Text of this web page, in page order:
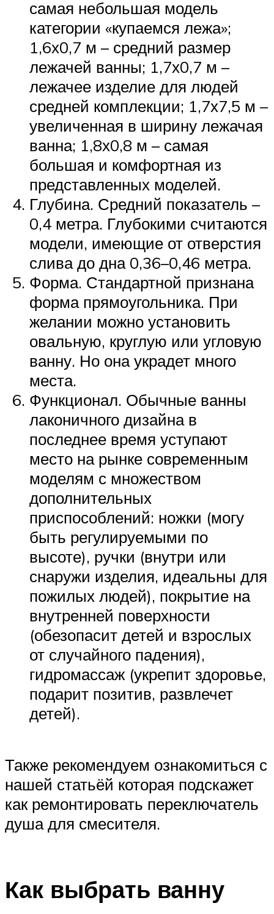
самая небольшая модель
категории «купаемся лежа»;
1,6х0,7 м – средний размер
лежачей ванны; 1,7х0,7 м –
лежачее изделие для людей
средней комплекции; 1,7х7,5 м –
увеличенная в ширину лежачая
ванна; 1,8х0,8 м – самая
большая и комфортная из
представленных моделей.
Глубина. Средний показатель –
0,4 метра. Глубокими считаются
модели, имеющие от отверстия
слива до дна 0,36–0,46 метра.
Форма. Стандартной признана
форма прямоугольника. При
желании можно установить
овальную, круглую или угловую
ванну. Но она украдет много
места.
Функционал. Обычные ванны
лаконичного дизайна в
последнее время уступают
место на рынке современным
моделям с множеством
дополнительных
приспособлений: ножки (могу
быть регулируемыми по
высоте), ручки (внутри или
снаружи изделия, идеальны для
пожилых людей), покрытие на
внутренней поверхности
(обезопасит детей и взрослых
от случайного падения),
гидромассаж (укрепит здоровье,
подарит позитив, развлечет
детей).
Также рекомендуем ознакомиться с
нашей статьёй которая подскажет
как ремонтировать переключатель
душа для смесителя.
Как выбрать ванну